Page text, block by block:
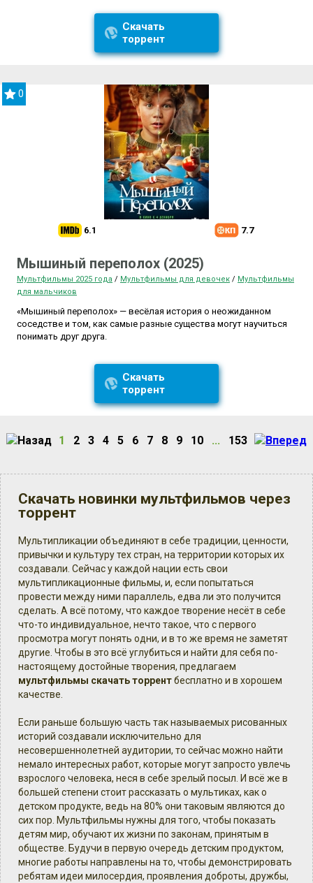
Скачать
торрент
0
6.1 7.7
Мышиный переполох (2025)
Мультфильмы 2025 года / Мультфильмы для девочек / Мультфильмы
для мальчиков
«Мышиный переполох» — весёлая история о неожиданном
соседстве и том, как самые разные существа могут научиться
понимать друг друга.
Скачать
торрент
1 2 3 4 5 6 7 8 9 10 ... 153
Скачать новинки мультфильмов через
торрент
Мультипликации объединяют в себе традиции, ценности,
привычки и культуру тех стран, на территории которых их
создавали. Сейчас у каждой нации есть свои
мультипликационные фильмы, и, если попытаться
провести между ними параллель, едва ли это получится
сделать. А всё потому, что каждое творение несёт в себе
что-то индивидуальное, нечто такое, что с первого
просмотра могут понять одни, и в то же время не заметят
другие. Чтобы в это всё углубиться и найти для себя по-
настоящему достойные творения, предлагаем
мультфильмы скачать торрентбесплатно и в хорошем
качестве.
Если раньше большую часть так называемых рисованных
историй создавали исключительно для
несовершеннолетней аудитории, то сейчас можно найти
немало интересных работ, которые могут запросто увлечь
взрослого человека, неся в себе зрелый посыл. И всё же в
большей степени стоит рассказать о мультиках, как о
детском продукте, ведь на 80% они таковым являются до
сих пор. Мультфильмы нужны для того, чтобы показать
детям мир, обучают их жизни по законам, принятым в
обществе. Будучи в первую очередь детским продуктом,
многие работы направлены на то, чтобы демонстрировать
ребятам идеи милосердия, проявления доброты, дружбы,